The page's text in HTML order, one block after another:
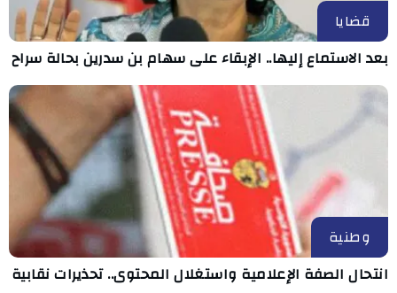
قضايا
بعد الاستماع إليها.. الإبقاء على سهام بن سدرين بحالة سراح
وطنية
انتحال الصفة الإعلامية واستغلال المحتوى.. تحذيرات نقابية